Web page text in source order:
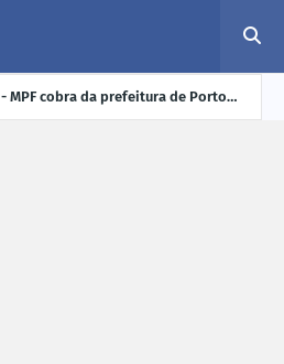
- MPF cobra da prefeitura de Porto